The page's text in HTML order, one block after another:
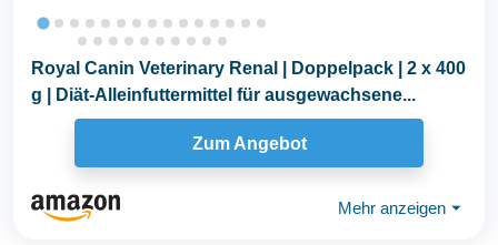
Royal Canin Veterinary Renal | Doppelpack | 2 x 400
g | Diät-Alleinfuttermittel für ausgewachsene...
Zum Angebot
Mehr anzeigen ⏷